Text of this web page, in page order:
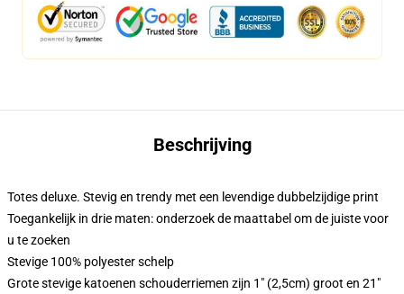
Beschrijving
Totes deluxe. Stevig en trendy met een levendige dubbelzijdige print
Toegankelijk in drie maten: onderzoek de maattabel om de juiste voor
u te zoeken
Stevige 100% polyester schelp
Grote stevige katoenen schouderriemen zijn 1" (2,5cm) groot en 21"